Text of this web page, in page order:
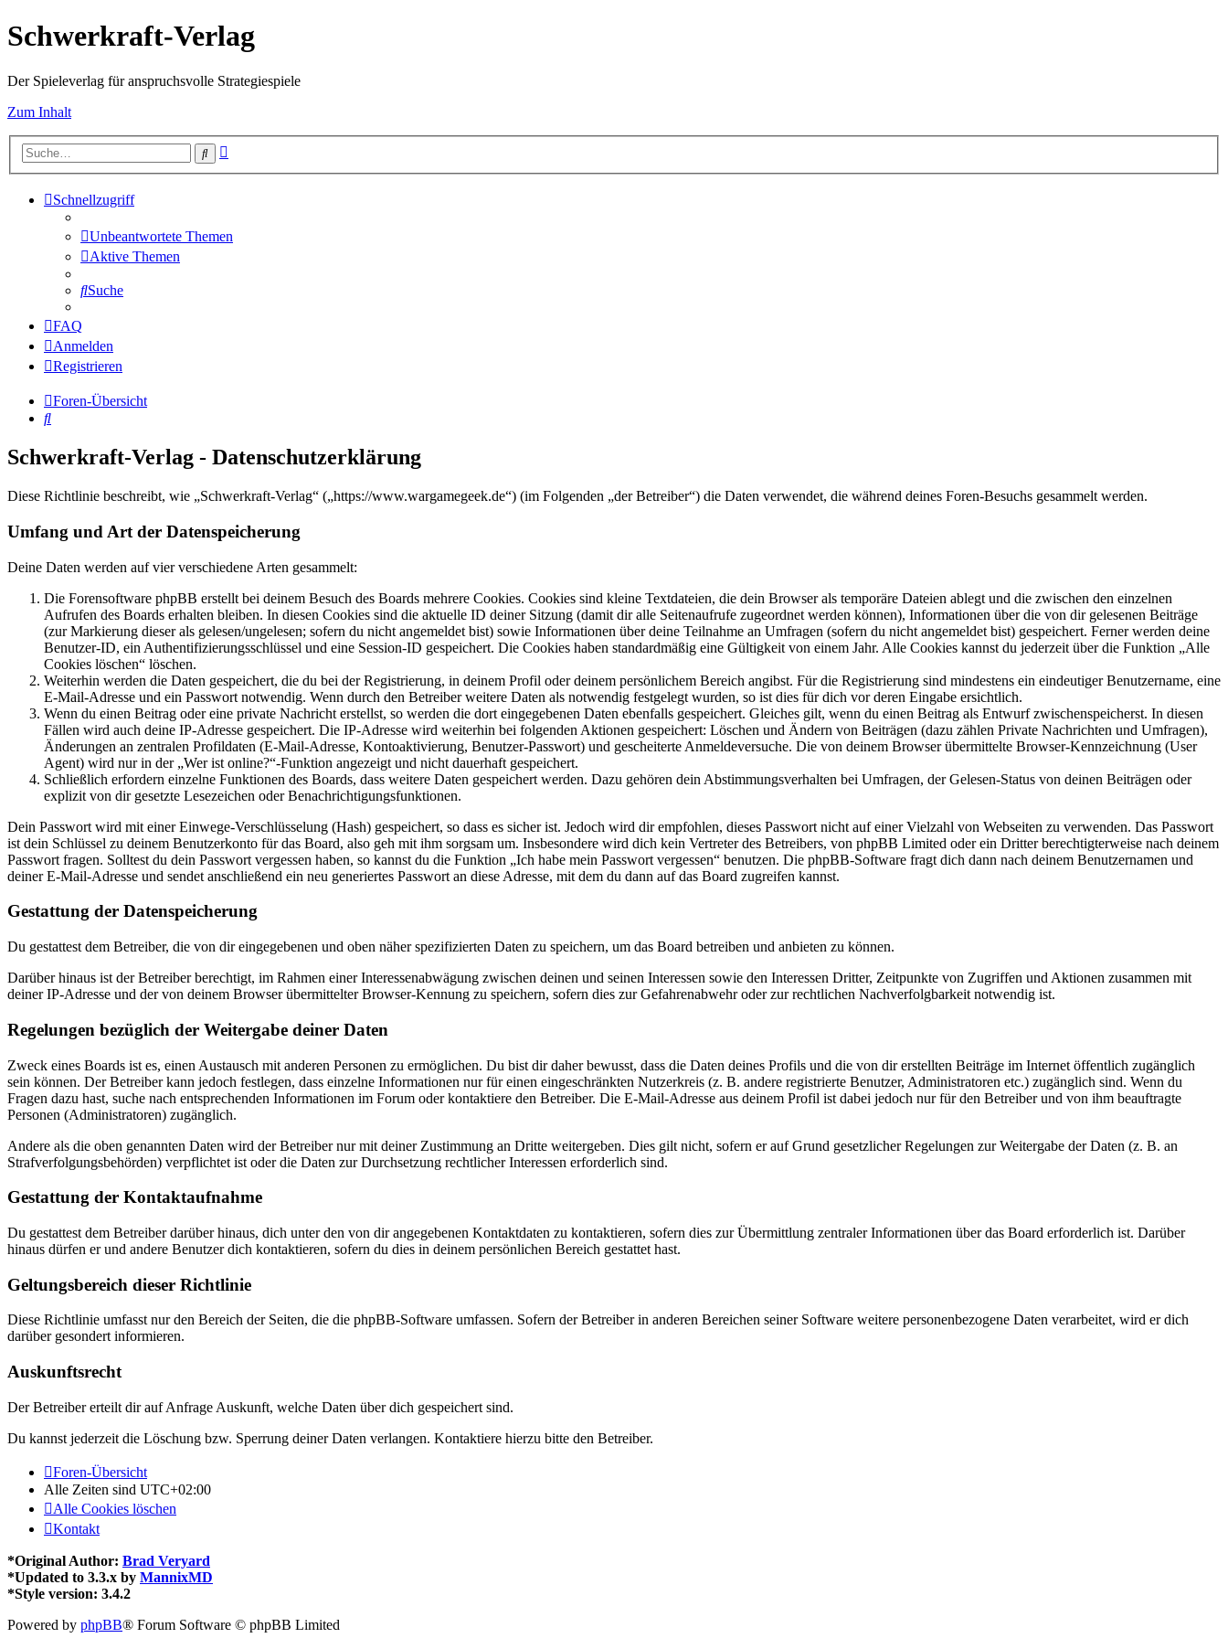
Schwerkraft-Verlag
Der Spieleverlag für anspruchsvolle Strategiespiele
Zum Inhalt
Suche
Schnellzugriff
Unbeantwortete Themen
Aktive Themen
Suche
FAQ
Anmelden
Registrieren
Foren-Übersicht
Suche
Schwerkraft-Verlag - Datenschutzerklärung
Diese Richtlinie beschreibt, wie „Schwerkraft-Verlag“ („https://www.wargamegeek.de“) (im Folgenden „der Betreiber“) die Daten verwendet, die während deines Foren-Besuchs gesammelt werden.
Umfang und Art der Datenspeicherung
Deine Daten werden auf vier verschiedene Arten gesammelt:
Die Forensoftware phpBB erstellt bei deinem Besuch des Boards mehrere Cookies. Cookies sind kleine Textdateien, die dein Browser als temporäre Dateien ablegt und die zwischen den einzelnen
Aufrufen des Boards erhalten bleiben. In diesen Cookies sind die aktuelle ID deiner Sitzung (damit dir alle Seitenaufrufe zugeordnet werden können), Informationen über die von dir gelesenen Beiträge
(zur Markierung dieser als gelesen/ungelesen; sofern du nicht angemeldet bist) sowie Informationen über deine Teilnahme an Umfragen (sofern du nicht angemeldet bist) gespeichert. Ferner werden deine
Benutzer-ID, ein Authentifizierungsschlüssel und eine Session-ID gespeichert. Die Cookies haben standardmäßig eine Gültigkeit von einem Jahr. Alle Cookies kannst du jederzeit über die Funktion „Alle
Cookies löschen“ löschen.
Weiterhin werden die Daten gespeichert, die du bei der Registrierung, in deinem Profil oder deinem persönlichem Bereich angibst. Für die Registrierung sind mindestens ein eindeutiger Benutzername, eine
E-Mail-Adresse und ein Passwort notwendig. Wenn durch den Betreiber weitere Daten als notwendig festgelegt wurden, so ist dies für dich vor deren Eingabe ersichtlich.
Wenn du einen Beitrag oder eine private Nachricht erstellst, so werden die dort eingegebenen Daten ebenfalls gespeichert. Gleiches gilt, wenn du einen Beitrag als Entwurf zwischenspeicherst. In diesen
Fällen wird auch deine IP-Adresse gespeichert. Die IP-Adresse wird weiterhin bei folgenden Aktionen gespeichert: Löschen und Ändern von Beiträgen (dazu zählen Private Nachrichten und Umfragen),
Änderungen an zentralen Profildaten (E-Mail-Adresse, Kontoaktivierung, Benutzer-Passwort) und gescheiterte Anmeldeversuche. Die von deinem Browser übermittelte Browser-Kennzeichnung (User
Agent) wird nur in der „Wer ist online?“-Funktion angezeigt und nicht dauerhaft gespeichert.
Schließlich erfordern einzelne Funktionen des Boards, dass weitere Daten gespeichert werden. Dazu gehören dein Abstimmungsverhalten bei Umfragen, der Gelesen-Status von deinen Beiträgen oder
explizit von dir gesetzte Lesezeichen oder Benachrichtigungsfunktionen.
Dein Passwort wird mit einer Einwege-Verschlüsselung (Hash) gespeichert, so dass es sicher ist. Jedoch wird dir empfohlen, dieses Passwort nicht auf einer Vielzahl von Webseiten zu verwenden. Das Passwort
ist dein Schlüssel zu deinem Benutzerkonto für das Board, also geh mit ihm sorgsam um. Insbesondere wird dich kein Vertreter des Betreibers, von phpBB Limited oder ein Dritter berechtigterweise nach deinem
Passwort fragen. Solltest du dein Passwort vergessen haben, so kannst du die Funktion „Ich habe mein Passwort vergessen“ benutzen. Die phpBB-Software fragt dich dann nach deinem Benutzernamen und
deiner E-Mail-Adresse und sendet anschließend ein neu generiertes Passwort an diese Adresse, mit dem du dann auf das Board zugreifen kannst.
Gestattung der Datenspeicherung
Du gestattest dem Betreiber, die von dir eingegebenen und oben näher spezifizierten Daten zu speichern, um das Board betreiben und anbieten zu können.
Darüber hinaus ist der Betreiber berechtigt, im Rahmen einer Interessenabwägung zwischen deinen und seinen Interessen sowie den Interessen Dritter, Zeitpunkte von Zugriffen und Aktionen zusammen mit
deiner IP-Adresse und der von deinem Browser übermittelter Browser-Kennung zu speichern, sofern dies zur Gefahrenabwehr oder zur rechtlichen Nachverfolgbarkeit notwendig ist.
Regelungen bezüglich der Weitergabe deiner Daten
Zweck eines Boards ist es, einen Austausch mit anderen Personen zu ermöglichen. Du bist dir daher bewusst, dass die Daten deines Profils und die von dir erstellten Beiträge im Internet öffentlich zugänglich
sein können. Der Betreiber kann jedoch festlegen, dass einzelne Informationen nur für einen eingeschränkten Nutzerkreis (z. B. andere registrierte Benutzer, Administratoren etc.) zugänglich sind. Wenn du
Fragen dazu hast, suche nach entsprechenden Informationen im Forum oder kontaktiere den Betreiber. Die E-Mail-Adresse aus deinem Profil ist dabei jedoch nur für den Betreiber und von ihm beauftragte
Personen (Administratoren) zugänglich.
Andere als die oben genannten Daten wird der Betreiber nur mit deiner Zustimmung an Dritte weitergeben. Dies gilt nicht, sofern er auf Grund gesetzlicher Regelungen zur Weitergabe der Daten (z. B. an
Strafverfolgungsbehörden) verpflichtet ist oder die Daten zur Durchsetzung rechtlicher Interessen erforderlich sind.
Gestattung der Kontaktaufnahme
Du gestattest dem Betreiber darüber hinaus, dich unter den von dir angegebenen Kontaktdaten zu kontaktieren, sofern dies zur Übermittlung zentraler Informationen über das Board erforderlich ist. Darüber
hinaus dürfen er und andere Benutzer dich kontaktieren, sofern du dies in deinem persönlichen Bereich gestattet hast.
Geltungsbereich dieser Richtlinie
Diese Richtlinie umfasst nur den Bereich der Seiten, die die phpBB-Software umfassen. Sofern der Betreiber in anderen Bereichen seiner Software weitere personenbezogene Daten verarbeitet, wird er dich
darüber gesondert informieren.
Auskunftsrecht
Der Betreiber erteilt dir auf Anfrage Auskunft, welche Daten über dich gespeichert sind.
Du kannst jederzeit die Löschung bzw. Sperrung deiner Daten verlangen. Kontaktiere hierzu bitte den Betreiber.
Foren-Übersicht
Alle Zeiten sind UTC+02:00
Alle Cookies löschen
Kontakt
*Original Author: Brad Veryard
*Updated to 3.3.x by MannixMD
*Style version: 3.4.2
Powered by phpBB® Forum Software © phpBB Limited